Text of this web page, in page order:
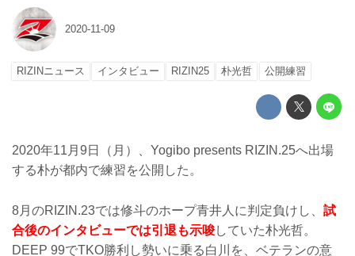
2020-11-09
RIZINニュース インタビュー RIZIN25 朴光哲 公開練習
2020年11月9日（月）、Yogibo presents RIZIN.25へ出場
する朴が都内で練習を公開した。
8月のRIZIN.23では修斗のホープ青井人に判定負けし、 試
合後のインタビューでは引退も示唆していた朴光哲。
DEEP 99でTKO勝利し勢いに乗る白川を、ベテランの意